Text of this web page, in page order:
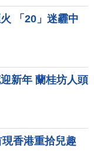
「20」迷霾中
新年 蘭桂坊人頭
香港重拾兒趣